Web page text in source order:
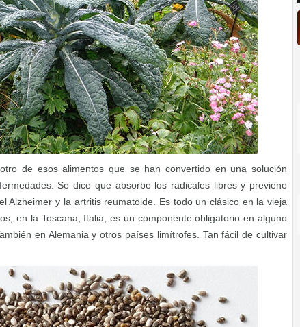
de esos alimentos que se han convertido en una solución
Se dice que absorbe los radicales libres y previene
Alzheimer y la artritis reumatoide. Es todo un clásico en la vieja
en la Toscana, Italia, es un componente obligatorio en alguno
en Alemania y otros países limítrofes. Tan fácil de cultivar